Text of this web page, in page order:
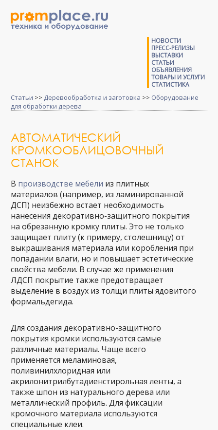
НОВОСТИ
ПРЕСС-РЕЛИЗЫ
ВЫСТАВКИ
СТАТЬИ
ОБЪЯВЛЕНИЯ
ТОВАРЫ И УСЛУГИ
СТАТИСТИКА
Статьи >> Деревообработка и заготовка >> Оборудование
для обработки дерева
АВТОМАТИЧЕСКИЙ
КРОМКООБЛИЦОВОЧНЫЙ
СТАНОК
В производстве мебели из плитных
материалов (например, из ламинированной
ДСП) неизбежно встает необходимость
нанесения декоративно-защитного покрытия
на обрезанную кромку плиты. Это не только
защищает плиту (к примеру, столешницу) от
выкрашивания материала или коробления при
попадании влаги, но и повышает эстетические
свойства мебели. В случае же применения
ЛДСП покрытие также предотвращает
выделение в воздух из толщи плиты ядовитого
формальдегида.
Для создания декоративно-защитного
покрытия кромки используются самые
различные материалы. Чаще всего
применяется меламиновая,
поливинилхлоридная или
акрилонитрилбутадиенстирольная ленты, а
также шпон из натурального дерева или
металлический профиль. Для фиксации
кромочного материала используются
специальные клеи.